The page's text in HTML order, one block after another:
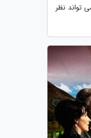
تواند نظر